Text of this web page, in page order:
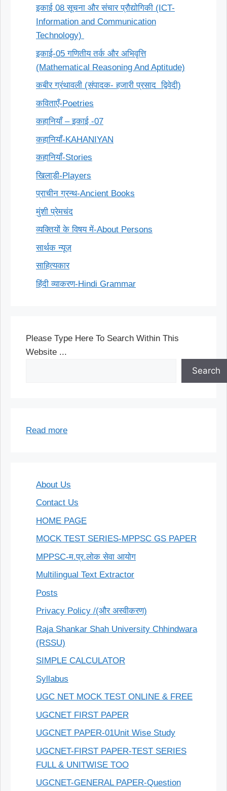
इकाई 08 सूचना और संचार प्रौद्योगिकी (ICT-
Information and Communication
Technology)
इकाई-05 गणितीय तर्क और अभिवृत्ति
(Mathematical Reasoning And Aptitude)
कबीर ग्रंथावली (संपादक- हजारी प्रसाद द्विवेदी)
कविताएँ-Poetries
कहानियाँ – इकाई -07
कहानियाँ-KAHANIYAN
कहानियाँ-Stories
खिलाड़ी-Players
प्राचीन ग्रन्थ-Ancient Books
मुंशी प्रेमचंद
व्यक्तियों के विषय में-About Persons
सार्थक न्यूज़
साहित्यकार
हिंदी व्याकरण-Hindi Grammar
Please Type Here To Search Within This
Website ...
Search
Read more:
द्वारा
हल-
14,527/34
About Us
Contact Us
HOME PAGE
MOCK TEST SERIES-MPPSC GS PAPER
MPPSC-म.प्र.लोक सेवा आयोग
Multilingual Text Extractor
Posts
Privacy Policy /(और अस्वीकरण)
Raja Shankar Shah University Chhindwara
(RSSU)
SIMPLE CALCULATOR
Syllabus
UGC NET MOCK TEST ONLINE & FREE
UGCNET FIRST PAPER
UGCNET PAPER-01Unit Wise Study
UGCNET-FIRST PAPER-TEST SERIES
FULL & UNITWISE TOO
UGCNET-GENERAL PAPER-Question